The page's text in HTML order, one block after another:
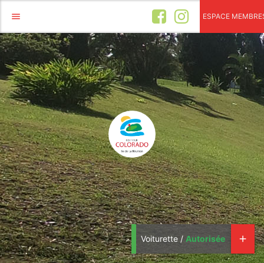
menu ESPACE
Voiturette / Autorisée add